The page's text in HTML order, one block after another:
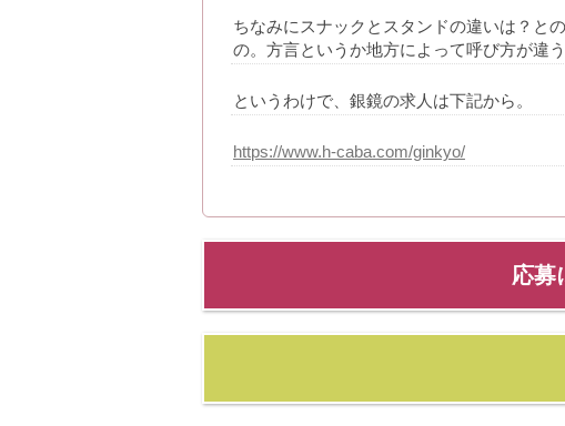
ちなみにスナックとスタンドの違いは？と
の。方言というか地方によって呼び方が違う
というわけで、銀鏡の求人は下記から。
https://www.h-caba.com/ginkyo/
応募